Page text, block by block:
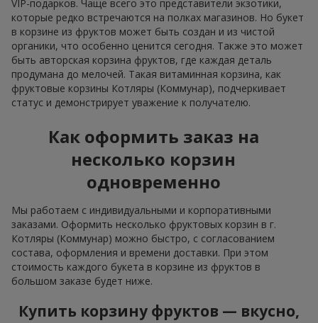
VIP-подарков. Чаще всего это представители экзотики,
которые редко встречаются на полках магазинов. Но букет
в корзине из фруктов может быть создан и из чистой
органики, что особенно ценится сегодня. Также это может
быть авторская корзина фруктов, где каждая деталь
продумана до мелочей. Такая витаминная корзина, как
фруктовые корзины Котляры (Коммунар), подчеркивает
статус и демонстрирует уважение к получателю.
Как оформить заказ на
несколько корзин
одновременно
Мы работаем с индивидуальными и корпоративными
заказами. Оформить несколько фруктовых корзин в г.
Котляры (Коммунар) можно быстро, с согласованием
состава, оформления и времени доставки. При этом
стоимость каждого букета в корзине из фруктов в
большом заказе будет ниже.
Купить корзину фруктов — вкусно,